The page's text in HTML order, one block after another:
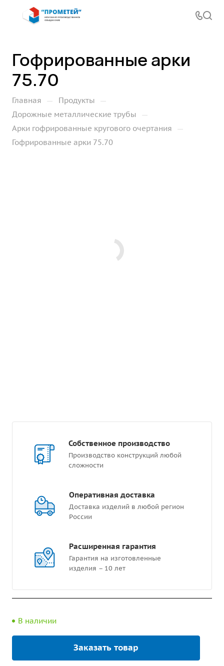
Гофрированные арки
75.70
Главная — Продукты —
Дорожные металлические трубы —
Арки гофрированные кругового очертания —
Гофрированные арки 75.70
Собственное производство
Производство конструкций любой
сложности
Оперативная доставка
Доставка изделий в любой регион
России
Расширенная гарантия
Гарантия на изготовленные
изделия – 10 лет
В наличии
Заказать товар